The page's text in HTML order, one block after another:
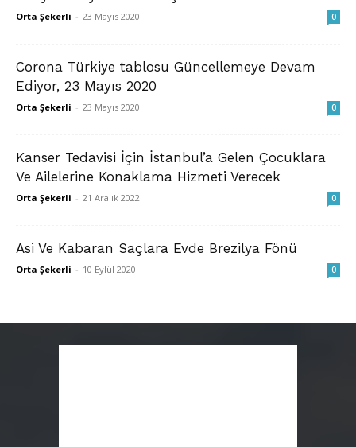
Orta Şekerli - 23 Mayıs 2020 0
Corona Türkiye tablosu Güncellemeye Devam
Ediyor, 23 Mayıs 2020
Orta Şekerli - 23 Mayıs 2020 0
Kanser Tedavisi İçin İstanbul’a Gelen Çocuklara
Ve Ailelerine Konaklama Hizmeti Verecek
Orta Şekerli - 21 Aralık 2022 0
Asi Ve Kabaran Saçlara Evde Brezilya Fönü
Orta Şekerli - 10 Eylül 2020 0